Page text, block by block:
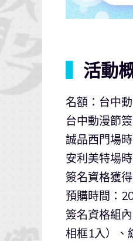
活動
名額：台中
台中動漫節
誠品西門場
安利美特場
簽名資格獲
預購時間：
簽名資格組
相框1入）、